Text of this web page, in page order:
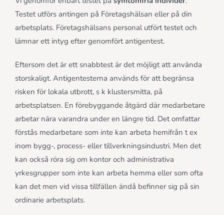
Testet utförs antingen på Företagshälsan eller på din
arbetsplats. Företagshälsans personal utfört testet och
lämnar ett intyg efter genomfört antigentest.
Eftersom det är ett snabbtest är det möjligt att använda
storskaligt. Antigentesterna används för att begränsa
risken för lokala utbrott, s k klustersmitta, på
arbetsplatsen. En förebyggande åtgärd där medarbetare
arbetar nära varandra under en längre tid. Det omfattar
förstås medarbetare som inte kan arbeta hemifrån t ex
inom bygg-, process- eller tillverkningsindustri. Men det
kan också röra sig om kontor och administrativa
yrkesgrupper som inte kan arbeta hemma eller som ofta
kan det men vid vissa tillfällen ändå befinner sig på sin
ordinarie arbetsplats.